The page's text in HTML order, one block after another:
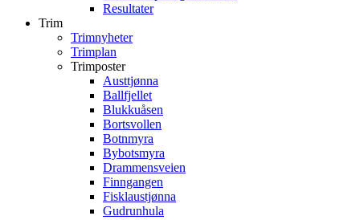
Resultater
Trim
Trimnyheter
Trimplan
Trimposter
Austtjønna
Ballfjellet
Blukkuåsen
Bortsvollen
Botnmyra
Bybotsmyra
Drammensveien
Finngangen
Fisklaustjønna
Gudrunhula